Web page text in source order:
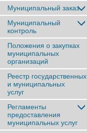
Муниципальный заказ
Муниципальный
контроль
Положения о закупках
муниципальных
организаций
Реестр государственных
и муниципальных
услуг
Регламенты
предоставления
муниципальных услуг